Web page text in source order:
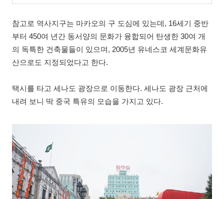
참고로 역사지구는 마카오의 구 도심에 있는데, 16세기 중반
부터 450여 년간 동서양의 문화가 융합되어 탄생한 30여 개
의 독특한 건축물들이 있으며, 2005년 유네스코 세계문화유
산으로도 지정되었다고 한다.
택시를 타고 세나도 광장으로 이동한다. 세나도 광장 근처에
내려 보니 딱 중국 특유의 모습을 가지고 있다.